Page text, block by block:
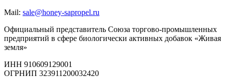
Mail: sale@honey-sapropel.ru
Официальный представитель Союза торгово-промышленных
предприятий в сфере биологически активных добавок «Живая
земля»
ИНН 910609129001
ОГРНИП 323911200032420